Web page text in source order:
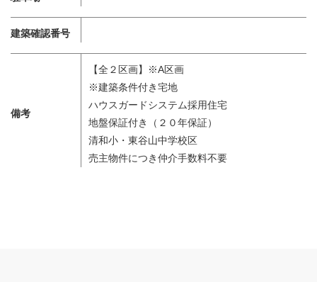
建築確認番号
備考
【全２区画】※A区画
※建築条件付き宅地
ハウスガードシステム採用住宅
地盤保証付き（２０年保証）
清和小・東谷山中学校区
売主物件につき仲介手数料不要